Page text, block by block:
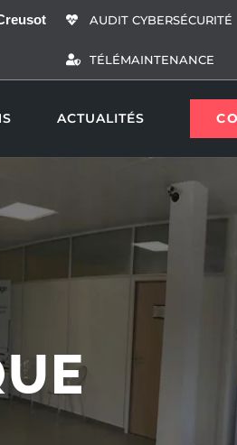
AUDIT CYBERSÉCURITÉ
TÉLÉMAINTENANCE
ACTUALITÉS